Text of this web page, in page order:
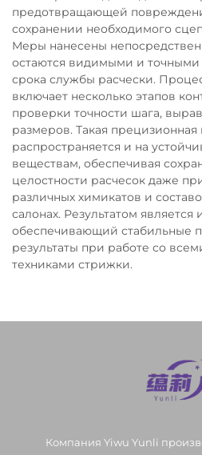
предотвращающей
сохранении необходимого
Меры нанесены
остаются видимыми и
срока службы расчески.
включает несколько этапов
проверки точности шага,
размеров. Такая
распространяется и на
веществам, обеспечивая
целостности расчесок даже
различных химикатов и
салонах. Результатом является
обеспечивающий стабильные
результаты при работе со
техниками стрижки.
Компания Yiwu Yunli